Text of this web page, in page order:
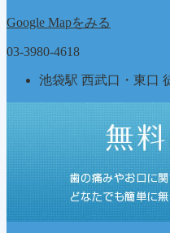
Google Mapをみる
03-3980-4618
池袋駅 西武口・東口